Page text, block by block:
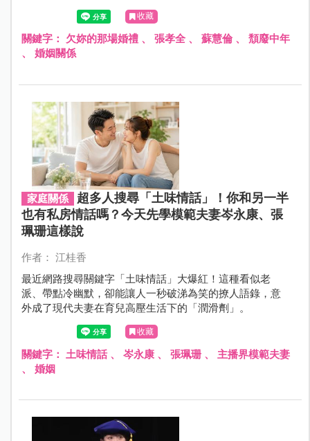
子，扒開了婚姻的濾鏡。謝謝張孝全，演活了那些藏在柴
米油鹽背後的疲憊與無奈，陪著我們在滿地雞毛的現實
裡，重新看見了婚姻的初心。
收藏
關鍵字： 欠妳的那場婚禮、 張孝全、 蘇慧倫、 頹廢中年
、 婚姻關係
家庭關係
超多人搜尋「土味情話」！你和另一半
也有私房情話嗎？今天先學模範夫妻岑永康、張
珮珊這樣說
作者： 江桂香
最近網路搜尋關鍵字「土味情話」大爆紅！這種看似老
派、帶點冷幽默，卻能讓人一秒破涕為笑的撩人語錄，意
外成了現代夫妻在育兒高壓生活下的「潤滑劑」。
收藏
關鍵字： 土味情話、 岑永康、 張珮珊、 主播界模範夫妻
、 婚姻